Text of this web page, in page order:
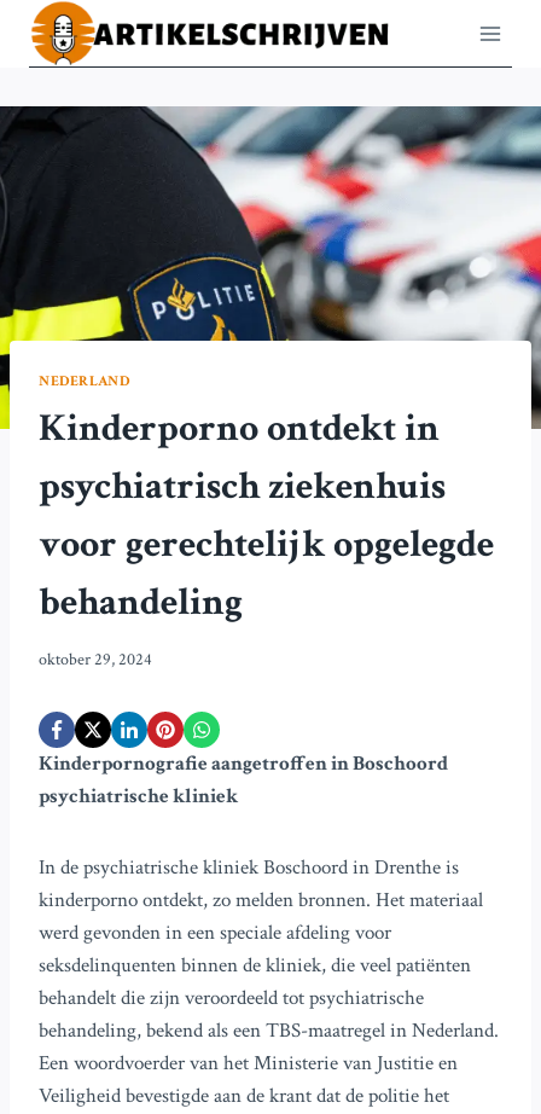
Doorgaan
naar
NEDERLAND
Kinderporno ontdekt in
psychiatrisch ziekenhuis
voor gerechtelijk opgelegde
behandeling
oktober 29, 2024
Kinderpornografie aangetroffen in Boschoord
psychiatrische kliniek
In de psychiatrische kliniek Boschoord in Drenthe is
kinderporno ontdekt, zo melden bronnen. Het materiaal
werd gevonden in een speciale afdeling voor
seksdelinquenten binnen de kliniek, die veel patiënten
behandelt die zijn veroordeeld tot psychiatrische
behandeling, bekend als een TBS-maatregel in Nederland.
Een woordvoerder van het Ministerie van Justitie en
Veiligheid bevestigde aan de krant dat de politie het